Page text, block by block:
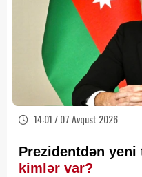
14:01 / 07 Avqust 2026
Prezidentdən yeni
kimlər var?